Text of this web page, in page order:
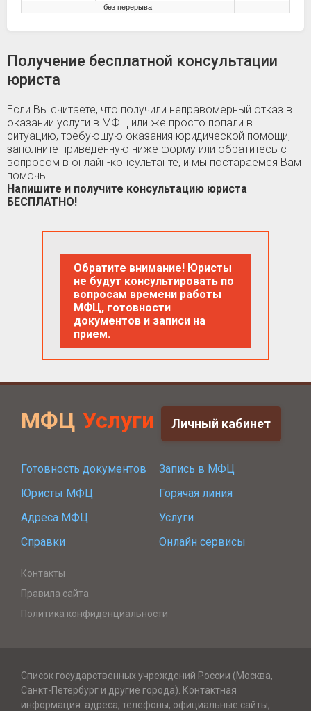
без перерыва
Получение бесплатной консультации
юриста
Если Вы считаете, что получили неправомерный отказ в
оказании услуги в МФЦ или же просто попали в
ситуацию, требующую оказания юридической помощи,
заполните приведенную ниже форму или обратитесь с
вопросом в онлайн-консультанте, и мы постараемся Вам
помочь.
Напишите и получите консультацию юриста
БЕСПЛАТНО!
Обратите внимание! Юристы
не будут консультировать по
вопросам времени работы
МФЦ, готовности
документов и записи на
прием.
МФЦ Услуги Личный кабинет
Готовность документов
Запись в МФЦ
Юристы МФЦ
Горячая линия
Адреса МФЦ
Услуги
Справки
Онлайн сервисы
Контакты
Правила сайта
Политика конфиденциальности
Список государственных учреждений России (Москва,
Санкт-Петербург и другие города). Контактная
информация: адреса, телефоны, официальные сайты,